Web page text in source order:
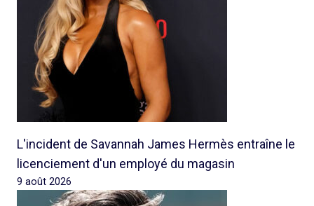
L'incident de Savannah James Hermès entraîne le
licenciement d'un employé du magasin
9 août 2026